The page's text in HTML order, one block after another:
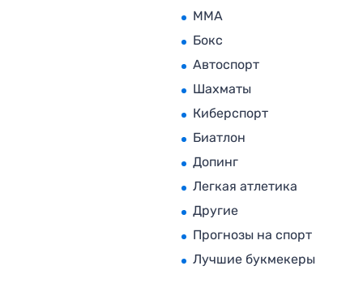
MMA
Бокс
Автоспорт
Шахматы
Киберспорт
Биатлон
Допинг
Легкая атлетика
Другие
Прогнозы на спорт
Лучшие букмекеры